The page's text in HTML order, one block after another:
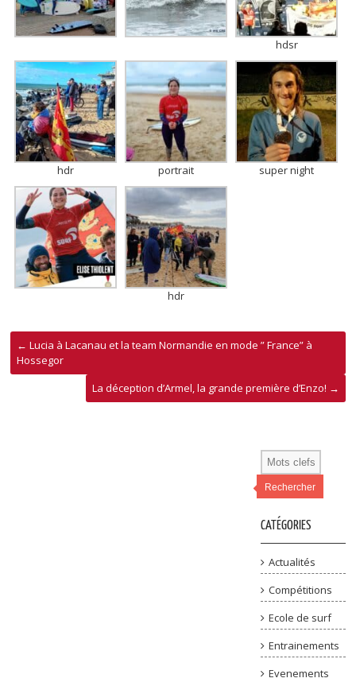
hdsr
hdr portrait super night
hdr
← Lucia à Lacanau et la team Normandie en mode ” France” à
Hossegor
La déception d’Armel, la grande première d’Enzo! →
Rechercher
CATÉGORIES
Actualités
Compétitions
Ecole de surf
Entrainements
Evenements